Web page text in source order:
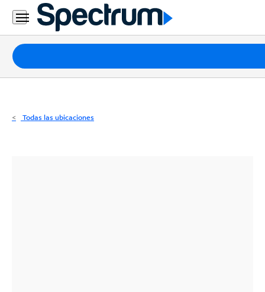
Residencial
Business
Paquetes
Internet
Todas las ubicaciones